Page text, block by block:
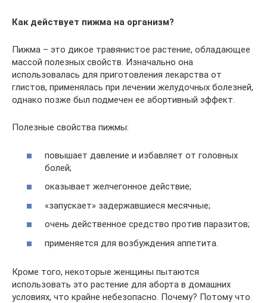
Как действует пижма на организм?
Пижма – это дикое травянистое растение, обладающее
массой полезных свойств. Изначально она
использовалась для приготовления лекарства от
глистов, применялась при лечении желудочных болезней,
однако позже был подмечен ее абортивный эффект.
Полезные свойства пижмы:
повышает давление и избавляет от головных
болей;
оказывает желчегонное действие;
«запускает» задержавшиеся месячные;
очень действенное средство против паразитов;
применяется для возбуждения аппетита.
Кроме того, некоторые женщины пытаются
использовать это растение для аборта в домашних
условиях, что крайне небезопасно. Почему? Потому что